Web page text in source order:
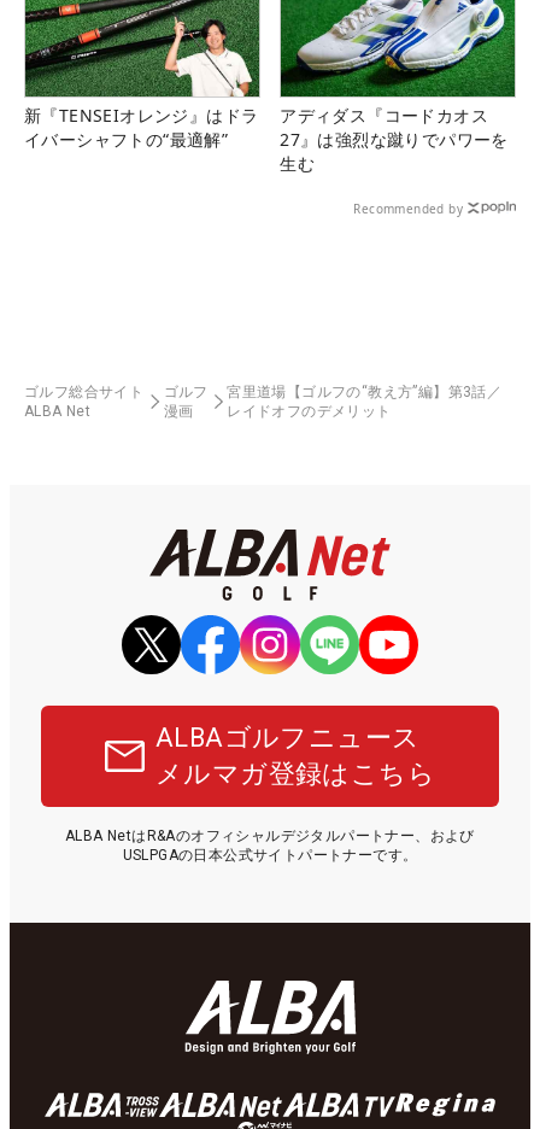
新『TENSEIオレンジ』はドラ
イバーシャフトの“最適解”
アディダス『コードカオス
27』は強烈な蹴りでパワーを
生む
Recommended by
ゴルフ総合サイト
ALBA Net
ゴルフ
漫画
宮里道場【ゴルフの“教え方”編】第3話／
レイドオフのデメリット
ALBAゴルフニュース
メルマガ登録はこちら
ALBA NetはR&Aのオフィシャルデジタルパートナー、および
USLPGAの日本公式サイトパートナーです。